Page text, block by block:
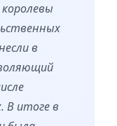
в
В итоге в